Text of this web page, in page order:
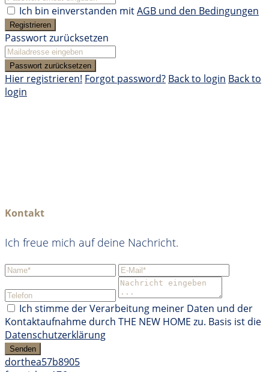
Ich bin einverstanden mitAGB und den Bedingungen
Registrieren
Passwort zurücksetzen
Passwort zurücksetzen
Hier registrieren! Forgot password? Back to login Back to
login
Kontakt
Ich freue mich auf deine Nachricht.
Ich stimme der Verarbeitung meiner Daten und der
Kontaktaufnahme durch THE NEW HOME zu. Basis ist die
Datenschutzerklärung
Senden
dorthea57b8905